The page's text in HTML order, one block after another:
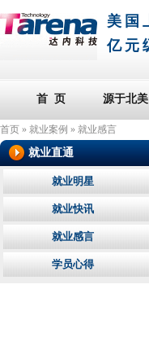
美国
亿元
首 页 源于北美
首页 » 就业案例 » 就业感言
就业直通
就业明星
就业快讯
就业感言
学员心得